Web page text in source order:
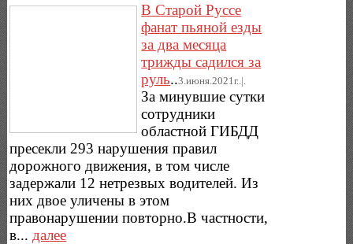
В Старой Руссе
фанат пьяной езды
за два месяца
трижды садился за
руль..3.июня.2021г..|.
За минувшие сутки
сотрудники
областной ГИБДД
пресекли 293 нарушения правил
дорожного движения, в том числе
задержали 12 нетрезвых водителей. Из
них двое уличены в этом
правонарушении повторно.В частности,
в... далее